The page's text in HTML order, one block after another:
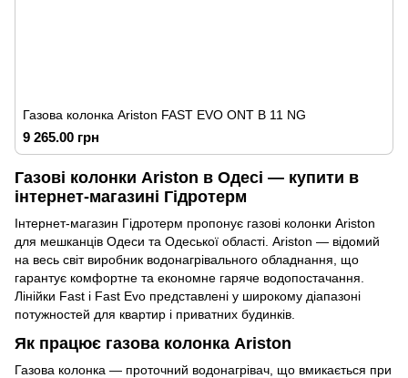
Газова колонка Ariston FAST EVO ONT B 11 NG
9 265.00 грн
Газові колонки Ariston в Одесі — купити в
інтернет-магазині Гідротерм
Інтернет-магазин Гідротерм пропонує газові колонки Ariston
для мешканців Одеси та Одеської області. Ariston — відомий
на весь світ виробник водонагрівального обладнання, що
гарантує комфортне та економне гаряче водопостачання.
Лінійки Fast і Fast Evo представлені у широкому діапазоні
потужностей для квартир і приватних будинків.
Як працює газова колонка Ariston
Газова колонка — проточний водонагрівач, що вмикається при